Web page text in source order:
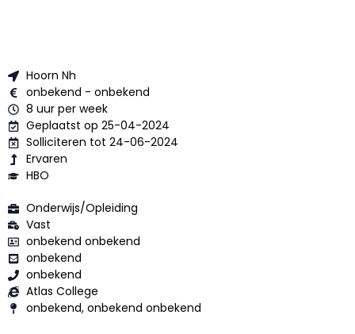
Hoorn Nh
onbekend - onbekend
8 uur per week
Geplaatst op 25-04-2024
Solliciteren tot 24-06-2024
Ervaren
HBO
Onderwijs/Opleiding
Vast
onbekend onbekend
onbekend
onbekend
Atlas College
onbekend, onbekend onbekend